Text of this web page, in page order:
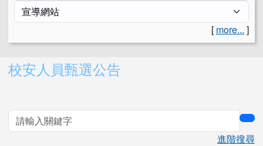
[ more... ]
右邊區域內容
校安人員甄選公告
進階搜尋